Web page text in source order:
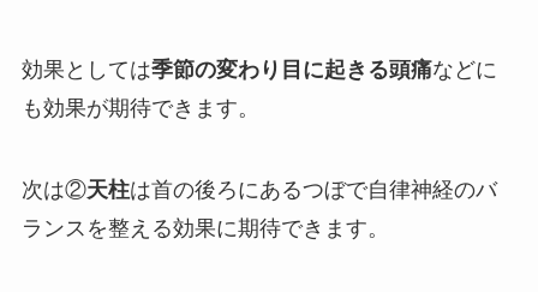
効果としては季節の変わり目に起きる頭痛などに
も効果が期待できます。
次は②天柱は首の後ろにあるつぼで自律神経のバ
ランスを整える効果に期待できます。